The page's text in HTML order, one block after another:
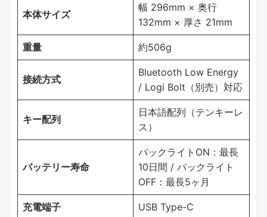
本体サイズ
幅 296mm × 奥行
132mm × 厚さ 21mm
重量 約506g
接続方式
Bluetooth Low Energy
/ Logi Bolt（別売）対応
キー配列
日本語配列（テンキーレ
ス）
バッテリー寿命
バックライトON：最長
10日間 / バックライト
OFF：最長5ヶ月
充電端子 USB Type-C